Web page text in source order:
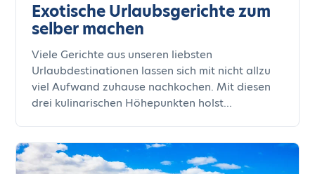
Exotische Urlaubsgerichte zum
selber machen
Viele Gerichte aus unseren liebsten
Urlaubdestinationen lassen sich mit nicht allzu
viel Aufwand zuhause nachkochen. Mit diesen
drei kulinarischen Höhepunkten holst...